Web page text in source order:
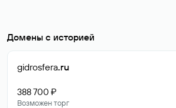
Домены с историей
gidrosfera.ru
388 700 ₽
Возможен торг